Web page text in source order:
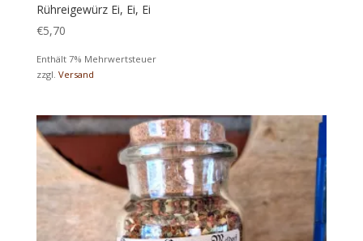
Rühreigewürz Ei, Ei, Ei
€5,70
Enthält 7% Mehrwertsteuer
zzgl. Versand